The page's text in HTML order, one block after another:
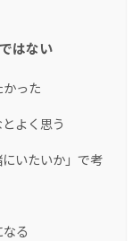
はない
った
よく思う
いたいか」で考
る